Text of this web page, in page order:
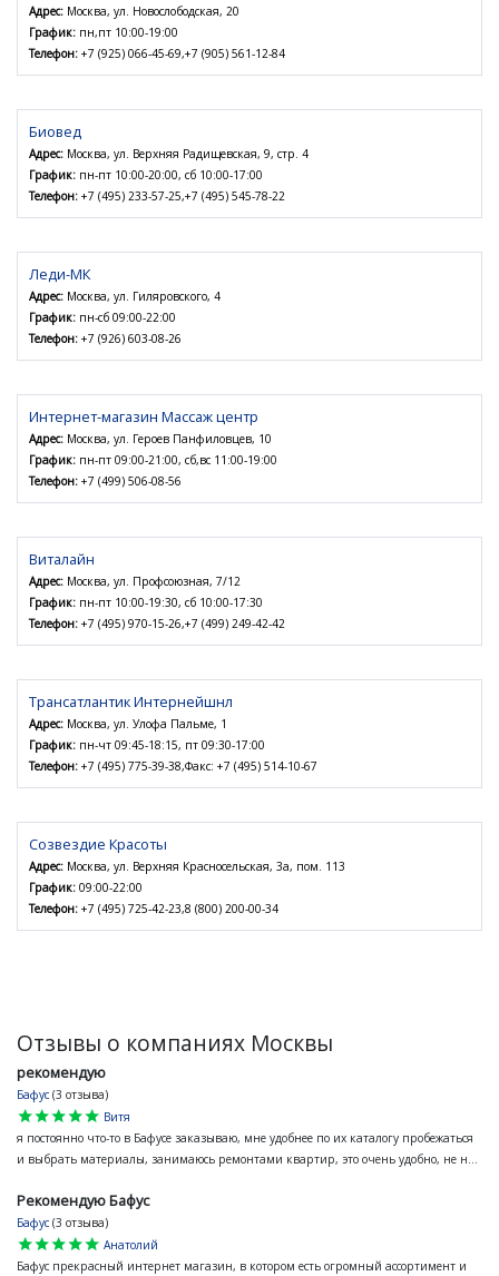
Адрес: Москва, ул. Новослободская, 20
График: пн,пт 10:00-19:00
Телефон: +7 (925) 066-45-69,+7 (905) 561-12-84
Биовед
Адрес: Москва, ул. Верхняя Радищевская, 9, стр. 4
График: пн-пт 10:00-20:00, сб 10:00-17:00
Телефон: +7 (495) 233-57-25,+7 (495) 545-78-22
Леди-МК
Адрес: Москва, ул. Гиляровского, 4
График: пн-сб 09:00-22:00
Телефон: +7 (926) 603-08-26
Интернет-магазин Массаж центр
Адрес: Москва, ул. Героев Панфиловцев, 10
График: пн-пт 09:00-21:00, сб,вс 11:00-19:00
Телефон: +7 (499) 506-08-56
Виталайн
Адрес: Москва, ул. Профсоюзная, 7/12
График: пн-пт 10:00-19:30, сб 10:00-17:30
Телефон: +7 (495) 970-15-26,+7 (499) 249-42-42
Трансатлантик Интернейшнл
Адрес: Москва, ул. Улофа Пальме, 1
График: пн-чт 09:45-18:15, пт 09:30-17:00
Телефон: +7 (495) 775-39-38,Факс: +7 (495) 514-10-67
Созвездие Красоты
Адрес: Москва, ул. Верхняя Красносельская, 3а, пом. 113
График: 09:00-22:00
Телефон: +7 (495) 725-42-23,8 (800) 200-00-34
Отзывы о компаниях Москвы
рекомендую
Бафус (3 отзыва)
star
star
star
star
star
Витя
я постоянно что-то в Бафусе заказываю, мне удобнее по их каталогу пробежаться
и выбрать материалы, занимаюсь ремонтами квартир, это очень удобно, не н...
Рекомендую Бафус
Бафус (3 отзыва)
star
star
star
star
star
Анатолий
Бафус прекрасный интернет магазин, в котором есть огромный ассортимент и